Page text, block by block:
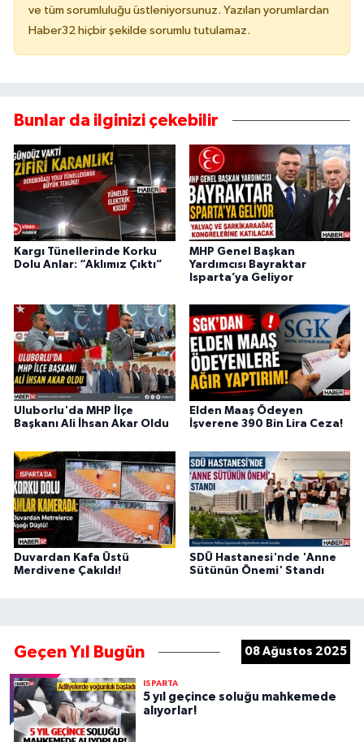
ve tüm sorumluluğu üstleniyorsunuz. Yazılan yorumlardan
Haber32 hiçbir şekilde sorumlu tutulamaz.
Bunlar da ilginizi çekebilir
Kargı Tünellerinde Korku
Dolu Anlar: “Aklımız Çıktı”
MHP Genel Başkan
Yardımcısı Bayraktar
Isparta’ya Geliyor
Uluborlu'da MHP İlçe
Başkanı Ali İhsan Akar Oldu
Elden Maaş Ödeyen
İşverene 390 Bin Lira Ceza!
Duvardan Kafa Üstü
Merdivene Çakıldı!
SDÜ Hastanesi'nde 'Anne
Sütünün Önemi' Standı
Geçen Yıl Bugün 08 Ağustos 2025
ISPARTA
5 yıl geçince soluğu mahkemede
alıyorlar!